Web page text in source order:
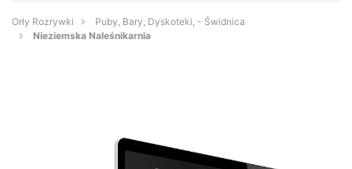
Orły Rozrywki
Puby, Bary, Dyskoteki, - Świdnica
Nieziemska Naleśnikarnia